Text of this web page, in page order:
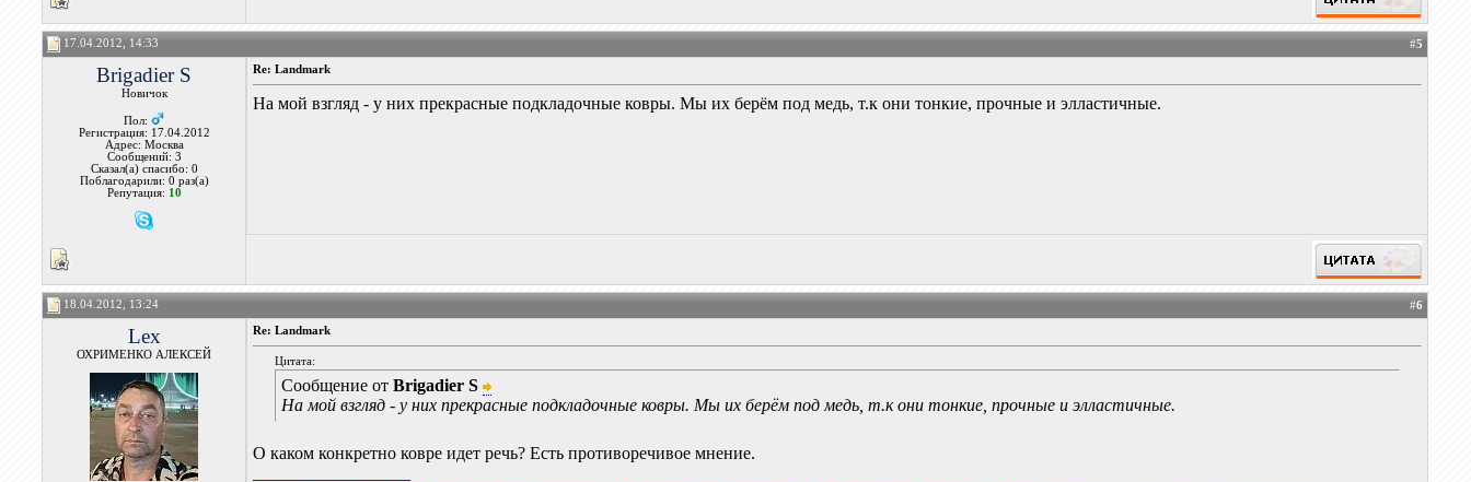
17.04.2012, 14:33 #5
Brigadier S
Новичок
Пол:
Регистрация: 17.04.2012
Адрес: Москва
Сообщений: 3
Сказал(а) спасибо: 0
Поблагодарили: 0 раз(а)
Репутация: 10
Re: Landmark
На мой взгляд - у них прекрасные подкладочные ковры. Мы их берём под медь, т.к они тонкие, прочные и элластичные.
18.04.2012, 13:24 #6
Lex
ОХРИМЕНКО АЛЕКСЕЙ
Re: Landmark
Цитата:
Сообщение отBrigadier S
На мой взгляд - у них прекрасные подкладочные ковры. Мы их берём под медь, т.к они тонкие, прочные и элластичные.
О каком конкретно ковре идет речь? Есть противоречивое мнение.